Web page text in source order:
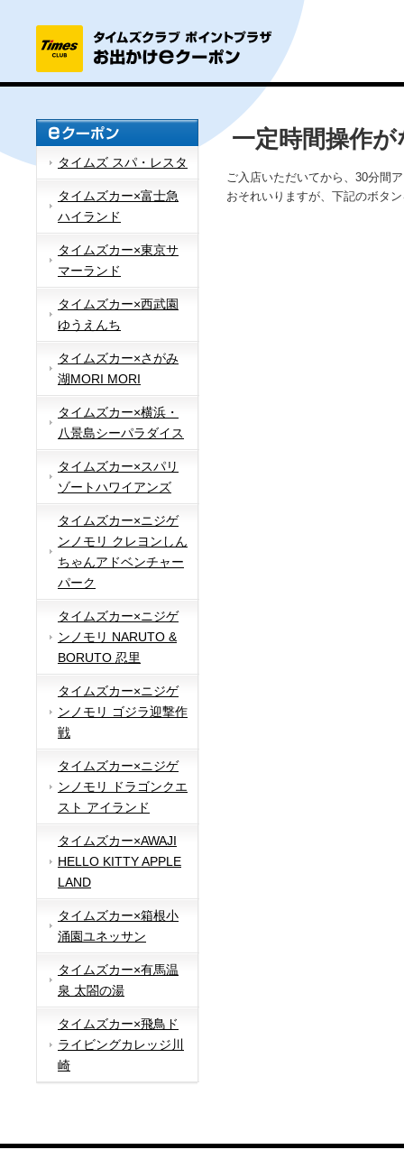
タイムズ スパ・レスタ
タイムズカー×富士急
ハイランド
タイムズカー×東京サ
マーランド
タイムズカー×西武園
ゆうえんち
タイムズカー×さがみ
湖MORI MORI
タイムズカー×横浜・
八景島シーパラダイス
タイムズカー×スパリ
ゾートハワイアンズ
タイムズカー×ニジゲ
ンノモリ クレヨンしん
ちゃんアドベンチャー
パーク
タイムズカー×ニジゲ
ンノモリ NARUTO &
BORUTO 忍里
タイムズカー×ニジゲ
ンノモリ ゴジラ迎撃作
戦
タイムズカー×ニジゲ
ンノモリ ドラゴンクエ
スト アイランド
タイムズカー×AWAJI
HELLO KITTY APPLE
LAND
タイムズカー×箱根小
涌園ユネッサン
タイムズカー×有馬温
泉 太閤の湯
タイムズカー×飛鳥ド
ライビングカレッジ川
崎
一定時間操作
ご入店いただいてから、30分間
おそれいりますが、下記のボタ